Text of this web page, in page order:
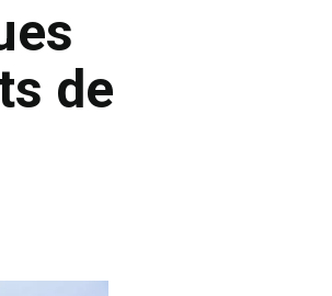
de